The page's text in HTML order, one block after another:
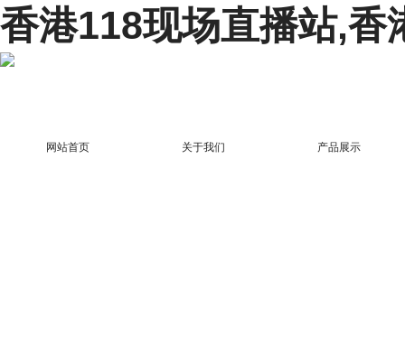
香港118现场直播站,香
网站首页 关于我们 产品展示